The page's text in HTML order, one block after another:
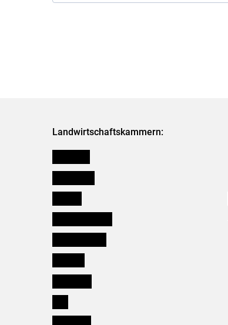
Landwirtschaftskammern: